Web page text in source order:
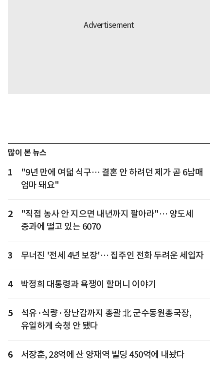
많이 본 뉴스
1
"9년 만에 여덟 식구… 결혼 안 하려던 제가 곧 6남매
엄마 돼요"
2
"직접 농사 안 지으면 내년까지 팔아라"… 양도세
중과에 떨고 있는 6070
3 무너진 '전세 4년 보장'… 집주인 전화 두려운 세입자
4 박정희 대통령과 욕쟁이 할머니 이야기
5
석유·식량·장난감까지 총괄 北 군수동원총국장,
유일하게 숙청 안 됐다
6 서장훈, 28억에 산 양재역 빌딩 450억에 내놨다